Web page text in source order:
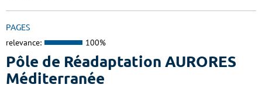
PAGES
relevance: 100%
Pôle de Réadaptation AURORES
Méditerranée